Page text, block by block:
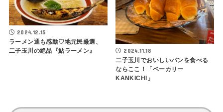
2024.12.15
ラーメン通も感動♡地元民厳選、
二子玉川の絶品『鮎ラーメン』
2024.11.18
二子玉川でおいしいパンを食べる
ならここ！「ベーカリー
KANKICHI」